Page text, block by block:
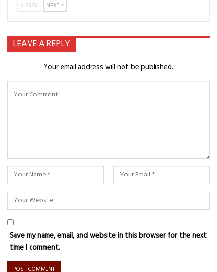
PREV NEXT
LEAVE A REPLY
Your email address will not be published.
Save my name, email, and website in this browser for the next
time I comment.